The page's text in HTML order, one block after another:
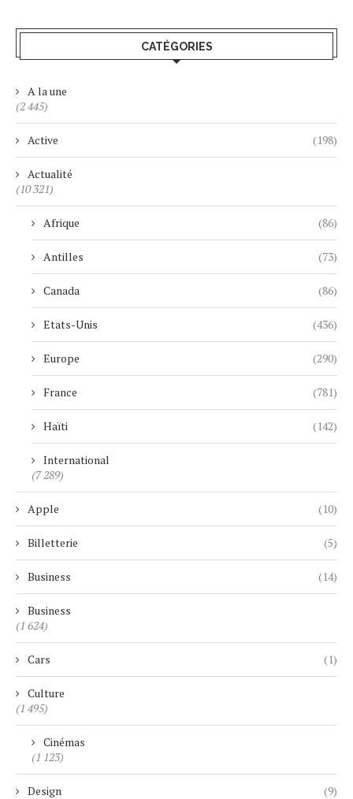
CATÉGORIES
A la une
(2 445)
Active (198)
Actualité
(10 321)
Afrique (86)
Antilles (73)
Canada (86)
Etats-Unis (436)
Europe (290)
France (781)
Haïti (142)
International
(7 289)
Apple (10)
Billetterie (5)
Business (14)
Business
(1 624)
Cars (1)
Culture
(1 495)
Cinémas
(1 123)
Design (9)